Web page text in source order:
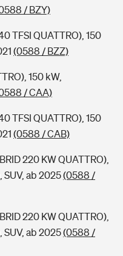
/ BZY)
TFSI QUATTRO), 150
(0588 / BZZ)
150 kW,
/ CAA)
TFSI QUATTRO), 150
(0588 / CAB)
220 KW QUATTRO),
ab 2025(0588 /
220 KW QUATTRO),
ab 2025(0588 /